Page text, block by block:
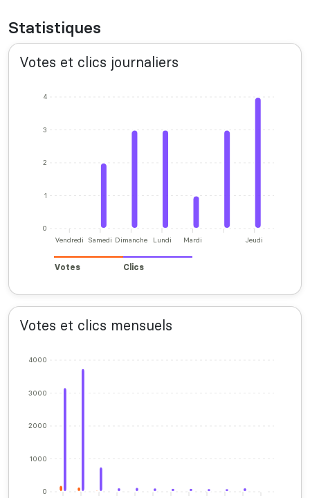
Statistiques
Votes et clics journaliers
0
1
2
3
4
Vendredi Samedi Dimanche Lundi Mardi Jeudi
Votes Clics
Votes et clics mensuels
0
1000
2000
3000
4000